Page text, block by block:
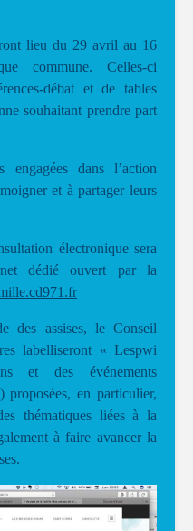
lieu du 29 avril au 16
commune. Celles-ci
débat et de tables
souhaitant prendre part
engagées dans l’action
et à partager leurs
électronique sera
dédié ouvert par la
des assises, le Conseil
labelliseront « Lespwi
et des événements
proposées, en particulier,
thématiques liées à la
à faire avancer la